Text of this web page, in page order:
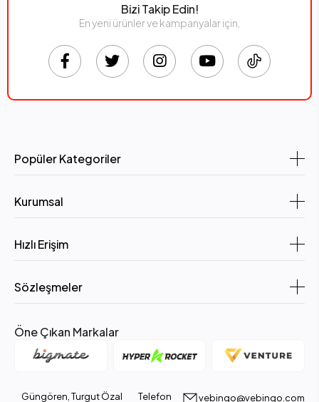
Bizi Takip Edin!
En yeni ürünler ve kampanyalar için,
Popüler Kategoriler
Kurumsal
Hızlı Erişim
Sözleşmeler
Öne Çıkan Markalar
Güngören, Turgut Özal Telefon vebingo@vebingo.com